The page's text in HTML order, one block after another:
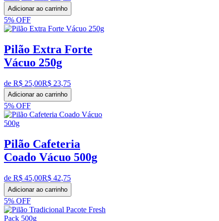
Adicionar ao carrinho
5% OFF
Pilão Extra Forte
Vácuo 250g
de R$ 25,00R$ 23,75
Adicionar ao carrinho
5% OFF
Pilão Cafeteria
Coado Vácuo 500g
de R$ 45,00R$ 42,75
Adicionar ao carrinho
5% OFF